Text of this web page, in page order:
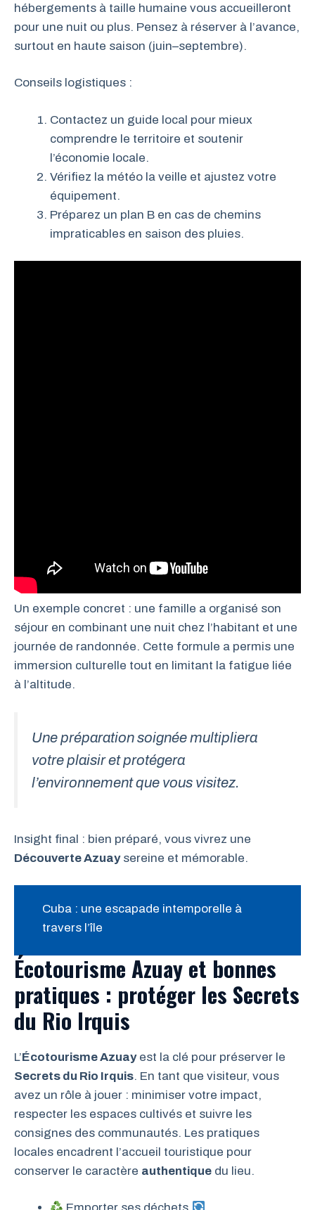
hébergements à taille humaine vous accueilleront
pour une nuit ou plus. Pensez à réserver à l’avance,
surtout en haute saison (juin–septembre).
Conseils logistiques :
Contactez un guide local pour mieux
comprendre le territoire et soutenir
l’économie locale.
Vérifiez la météo la veille et ajustez votre
équipement.
Préparez un plan B en cas de chemins
impraticables en saison des pluies.
Un exemple concret : une famille a organisé son
séjour en combinant une nuit chez l’habitant et une
journée de randonnée. Cette formule a permis une
immersion culturelle tout en limitant la fatigue liée
à l’altitude.
Une préparation soignée multipliera
votre plaisir et protégera
l’environnement que vous visitez.
Insight final : bien préparé, vous vivrez une
Découverte Azuaysereine et mémorable.
Cuba : une escapade intemporelle à
travers l’île
Écotourisme Azuay et bonnes
pratiques : protéger les Secrets
du Rio Irquis
L’Écotourisme Azuayest la clé pour préserver le
Secrets du Rio Irquis. En tant que visiteur, vous
avez un rôle à jouer : minimiser votre impact,
respecter les espaces cultivés et suivre les
consignes des communautés. Les pratiques
locales encadrent l’accueil touristique pour
conserver le caractère authentique du lieu.